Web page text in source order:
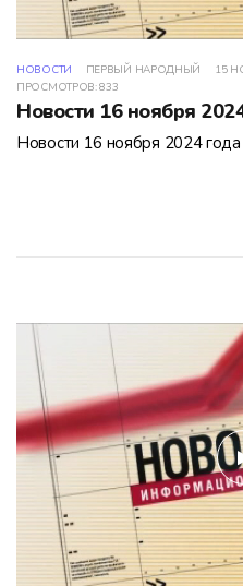
НОВОСТИ ПЕРВЫЙ НАРОДНЫЙ
15
ПРОСМОТРОВ: 833
Новости 16 ноября
Новости 16 ноября 2024 года